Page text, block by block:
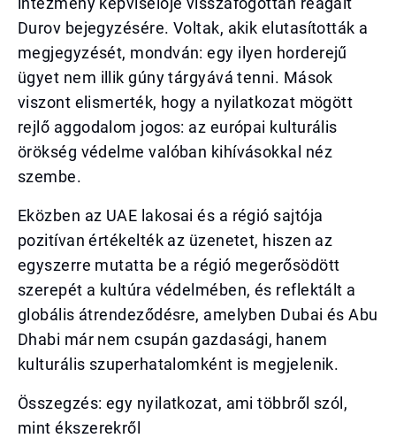
Durov bejegyzésére. Voltak, akik elutasították a
megjegyzését, mondván: egy ilyen horderejű
ügyet nem illik gúny tárgyává tenni. Mások
viszont elismerték, hogy a nyilatkozat mögött
rejlő aggodalom jogos: az európai kulturális
örökség védelme valóban kihívásokkal néz
szembe.
Eközben az UAE lakosai és a régió sajtója
pozitívan értékelték az üzenetet, hiszen az
egyszerre mutatta be a régió megerősödött
szerepét a kultúra védelmében, és reflektált a
globális átrendeződésre, amelyben Dubai és Abu
Dhabi már nem csupán gazdasági, hanem
kulturális szuperhatalomként is megjelenik.
Összegzés: egy nyilatkozat, ami többről szól,
mint ékszerekről